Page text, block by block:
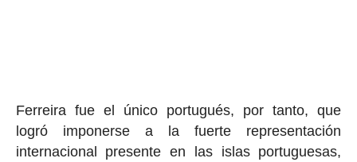
Ferreira fue el único portugués, por tanto, que
logró imponerse a la fuerte representación
internacional presente en las islas portuguesas,